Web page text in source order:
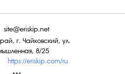
https://eriskip.com/ru
г. Чайковский, ул.
8/25
site@eriskip.net